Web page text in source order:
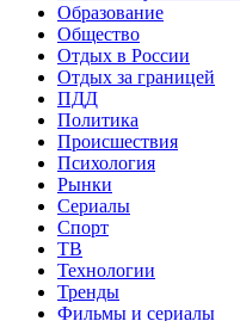
Образование
Общество
Отдых в России
Отдых за границей
ПДД
Политика
Происшествия
Психология
Рынки
Сериалы
Спорт
ТВ
Технологии
Тренды
Фильмы и сериалы